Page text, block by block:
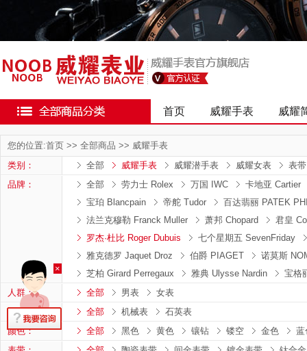
首页 威耀手表 威耀
您的位置:首页 >> 全部商品 >> 威耀手表
类别：
全部 威耀手表 威耀潜手表 威耀女表
表带
品牌：
全部 劳力士 Rolex 万国 IWC
卡地亚 Cartier
宝珀 Blancpain
帝舵 Tudor
百达翡丽 PATEK
法兰克穆勒 Franck Muller
萧邦 Chopard
君皇
罗杰·杜比 Roger Dubuis
七个星期五 SevenFriday
雅克德罗 Jaquet Droz
伯爵 PIAGET
诺莫斯
芝柏 Girard Perregaux
雅典 Ulysse Nardin
宝格
人群：
全部 男表
女表
机芯类型：
全部 机械表
石英表
颜色：
全部 黑色 黄色 镶钻 镂空 金色
蓝
×